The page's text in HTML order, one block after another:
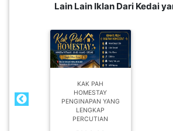
Lain Lain Iklan Dari Kedai
KAK PAH
HOMESTAY
PENGINAPAN YANG
LENGKAP
PERCUTIAN